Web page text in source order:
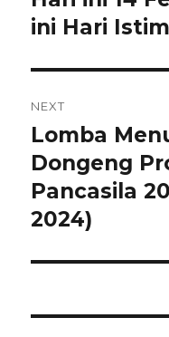
post:
ini Hari
NEXT
Next
post:
Lomba
Dongeng
Pancasila
2024)